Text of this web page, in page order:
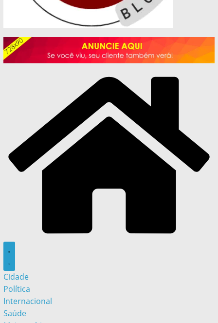
Cidade
Política
Internacional
Saúde